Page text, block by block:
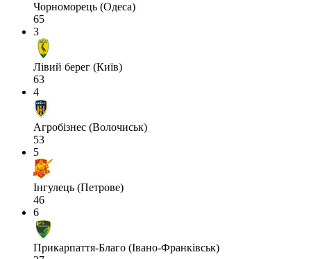
Чорноморець (Одеса)
65
3
Лівий берег (Київ)
63
4
Агробізнес (Волочиськ)
53
5
Інгулець (Петрове)
46
6
Прикарпаття-Благо (Івано-Франківськ)